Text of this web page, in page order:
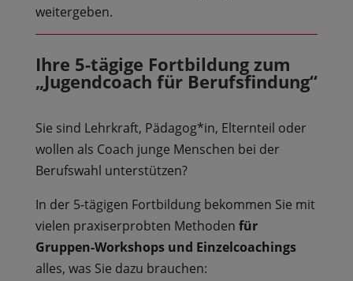
weitergeben.
Ihre 5-tägige Fortbildung zum
„Jugendcoach für Berufsfindung“
Sie sind Lehrkraft, Pädagog*in, Elternteil oder
wollen als Coach junge Menschen bei der
Berufswahl unterstützen?
In der 5-tägigen Fortbildung bekommen Sie mit
vielen praxiserprobten Methoden für
Gruppen-Workshops und Einzelcoachings
alles, was Sie dazu brauchen: